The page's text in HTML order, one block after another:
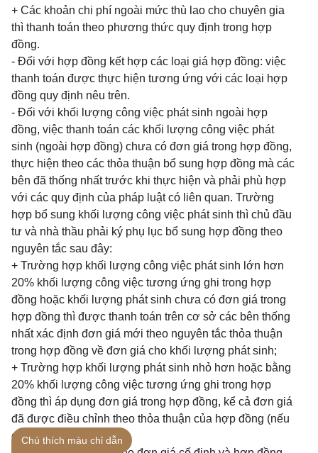
+ Các khoản chi phí ngoài mức thù lao cho chuyên gia
thì thanh toán theo phương thức quy định trong hợp
đồng.
- Đối với hợp đồng kết hợp các loại giá hợp đồng: việc
thanh toán được thực hiện tương ứng với các loại hợp
đồng quy định nêu trên.
- Đối với khối lượng công việc phát sinh ngoài hợp
đồng, việc thanh toán các khối lượng công việc phát
sinh (ngoài hợp đồng) chưa có đơn giá trong hợp đồng,
thực hiện theo các thỏa thuận bổ sung hợp đồng mà các
bên đã thống nhất trước khi thực hiện và phải phù hợp
với các quy định của pháp luật có liên quan. Trường
hợp bổ sung khối lượng công việc phát sinh thì chủ đầu
tư và nhà thầu phải ký phụ lục bổ sung hợp đồng theo
nguyên tắc sau đây:
+ Trường hợp khối lượng công việc phát sinh lớn hơn
20% khối lượng công việc tương ứng ghi trong hợp
đồng hoặc khối lượng phát sinh chưa có đơn giá trong
hợp đồng thì được thanh toán trên cơ sở các bên thống
nhất xác định đơn giá mới theo nguyên tắc thỏa thuận
trong hợp đồng về đơn giá cho khối lượng phát sinh;
+ Trường hợp khối lượng phát sinh nhỏ hơn hoặc bằng
20% khối lượng công việc tương ứng ghi trong hợp
đồng thì áp dụng đơn giá trong hợp đồng, kể cả đơn giá
đã được điều chỉnh theo thỏa thuận của hợp đồng (nếu
có) để thanh toán;
Chú thích màu chỉ dẫn